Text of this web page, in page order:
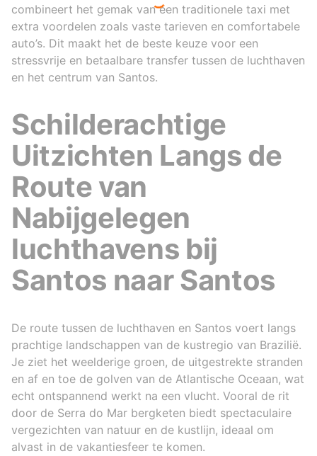
combineert het gemak van een traditionele taxi met
extra voordelen zoals vaste tarieven en comfortabele
auto’s. Dit maakt het de beste keuze voor een
stressvrije en betaalbare transfer tussen de luchthaven
en het centrum van Santos.
Schilderachtige
Uitzichten Langs de
Route van
Nabijgelegen
luchthavens bij
Santos naar Santos
De route tussen de luchthaven en Santos voert langs
prachtige landschappen van de kustregio van Brazilië.
Je ziet het weelderige groen, de uitgestrekte stranden
en af en toe de golven van de Atlantische Oceaan, wat
echt ontspannend werkt na een vlucht. Vooral de rit
door de Serra do Mar bergketen biedt spectaculaire
vergezichten van natuur en de kustlijn, ideaal om
alvast in de vakantiesfeer te komen.